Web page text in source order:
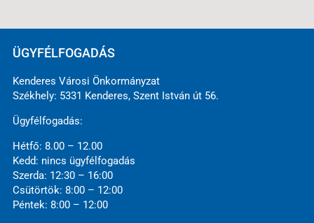
ÜGYFÉLFOGADÁS
Kenderes Városi Önkormányzat
Székhely: 5331 Kenderes, Szent István út 56.
Ügyfélfogadás:
Hétfő: 8.00 – 12.00
Kedd: nincs ügyfélfogadás
Szerda: 12:30 – 16:00
Csütörtök: 8:00 – 12:00
Péntek: 8:00 – 12:00